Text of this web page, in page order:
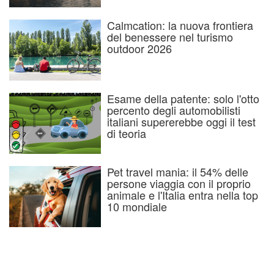
Calmcation: la nuova frontiera
del benessere nel turismo
outdoor 2026
Esame della patente: solo l'otto
percento degli automobilisti
italiani supererebbe oggi il test
di teoria
Pet travel mania: il 54% delle
persone viaggia con il proprio
animale e l'Italia entra nella top
10 mondiale